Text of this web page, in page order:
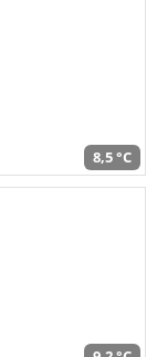
8,5 °C